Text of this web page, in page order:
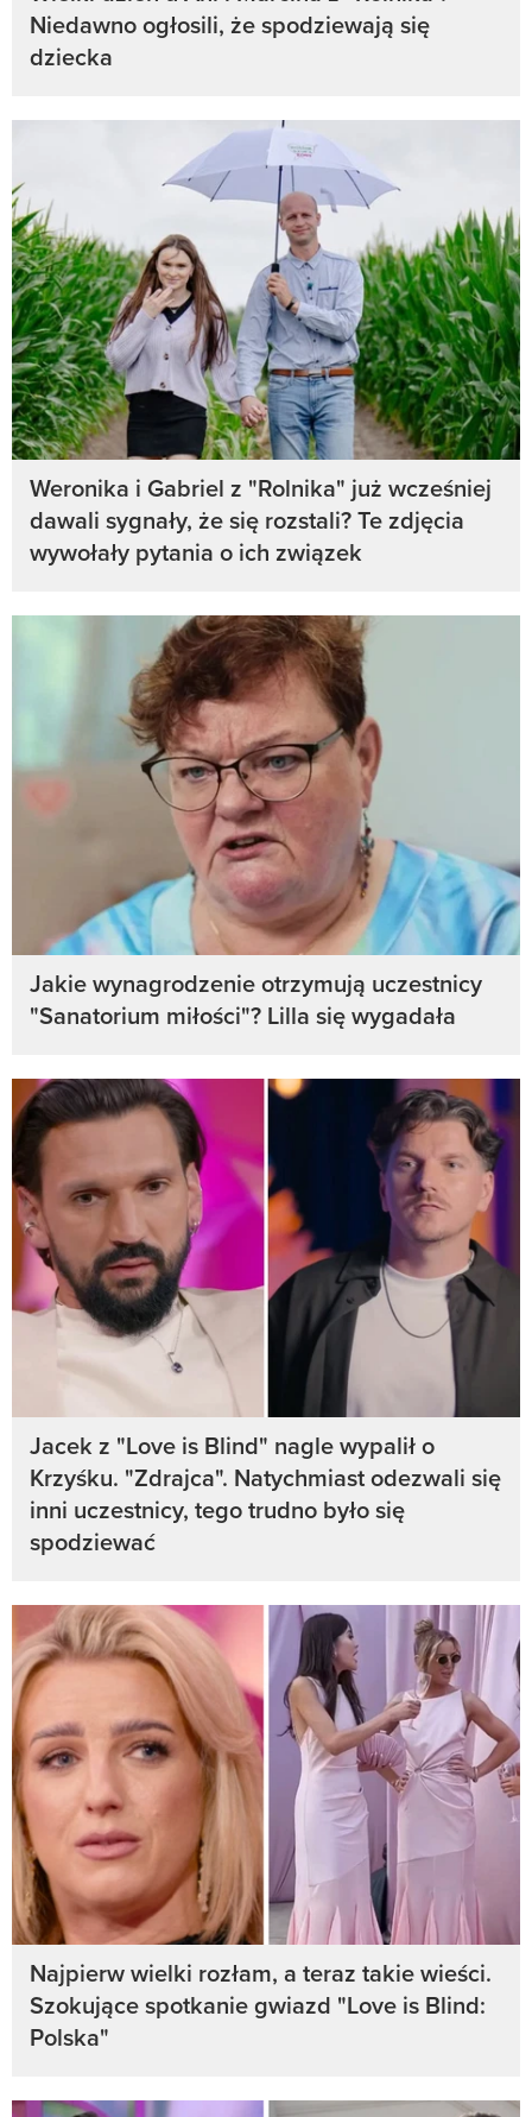
Niedawno ogłosili, że spodziewają się
dziecka
Weronika i Gabriel z "Rolnika" już wcześniej
dawali sygnały, że się rozstali? Te zdjęcia
wywołały pytania o ich związek
Jakie wynagrodzenie otrzymują uczestnicy
"Sanatorium miłości"? Lilla się wygadała
Jacek z "Love is Blind" nagle wypalił o
Krzyśku. "Zdrajca". Natychmiast odezwali się
inni uczestnicy, tego trudno było się
spodziewać
Najpierw wielki rozłam, a teraz takie wieści.
Szokujące spotkanie gwiazd "Love is Blind:
Polska"